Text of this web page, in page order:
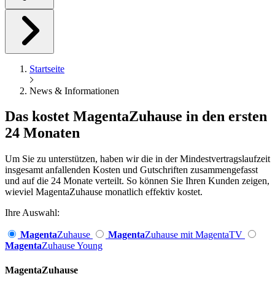
Startseite
News & Informationen
Das kostet MagentaZuhause in den ersten
24 Monaten
Um Sie zu unterstützen, haben wir die in der Mindestvertragslaufzeit
insgesamt anfallenden Kosten und Gutschriften zusammengefasst
und auf die 24 Monate verteilt. So können Sie Ihren Kunden zeigen,
wieviel MagentaZuhause monatlich effektiv kostet.
Ihre Auswahl:
MagentaZuhause MagentaZuhause mit MagentaTV
MagentaZuhause Young
Magenta­Zuhause